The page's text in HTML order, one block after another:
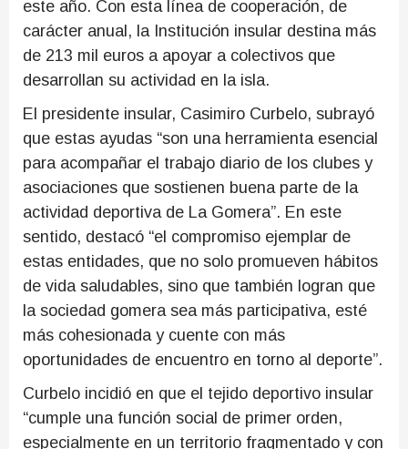
este año. Con esta línea de cooperación, de
carácter anual, la Institución insular destina más
de 213 mil euros a apoyar a colectivos que
desarrollan su actividad en la isla.
El presidente insular, Casimiro Curbelo, subrayó
que estas ayudas “son una herramienta esencial
para acompañar el trabajo diario de los clubes y
asociaciones que sostienen buena parte de la
actividad deportiva de La Gomera”. En este
sentido, destacó “el compromiso ejemplar de
estas entidades, que no solo promueven hábitos
de vida saludables, sino que también logran que
la sociedad gomera sea más participativa, esté
más cohesionada y cuente con más
oportunidades de encuentro en torno al deporte”.
Curbelo incidió en que el tejido deportivo insular
“cumple una función social de primer orden,
especialmente en un territorio fragmentado y con